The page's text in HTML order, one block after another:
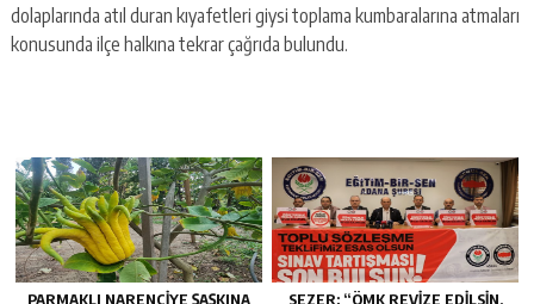
dolaplarında atıl duran kıyafetleri giysi toplama kumbaralarına atmaları
konusunda ilçe halkına tekrar çağrıda bulundu.
PARMAKLI NARENCİYE ŞAŞKINA
SEZER: “ÖMK REVİZE EDİLSİN,